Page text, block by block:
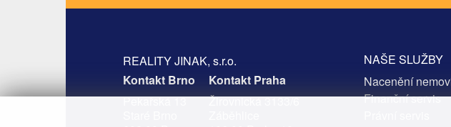
REALITY JINAK, s.r.o.
Kontakt Brno
Pekařská 13
Kontakt Praha
Žirovnická 3133/6
NAŠE SLUŽBY
Nacenění
Finanční servis